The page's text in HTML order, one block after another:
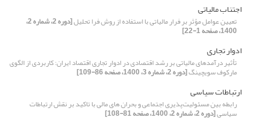
اجتناب مالیاتی
تعیین عوامل مؤثر بر فرار مالیاتی با استفاده از روش فرا تحلیل [دوره 2، شماره 2،
1400، صفحه 1-22]
ادوار تجاری
تأثیر درآمدهای مالیاتی بر رشد اقتصادی در ادوار تجاری اقتصاد ایران: کاربردی از الگوی
مارکوف سویچینگ[دوره 2، شماره 3، 1400، صفحه 86-109]
ارتباطات سیاسی
رابطه بین مسئولیت‌پذیری اجتماعی و بحران های مالی با تاکید بر نقش ارتباطات
سیاسی[دوره 2، شماره 2، 1400، صفحه 81-108]